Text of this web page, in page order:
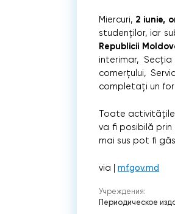
Miercuri, 2 iunie,
studenților, iar
Republicii
interimar,
comerțului,
completați un
Toate
va fi posibilă prin
mai sus pot fi
via |mf.gov.md
Учреждения:
Периодическое